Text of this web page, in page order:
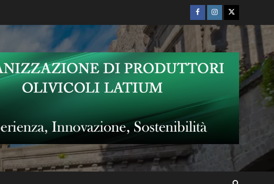
Facebook
Instagram
Twitter